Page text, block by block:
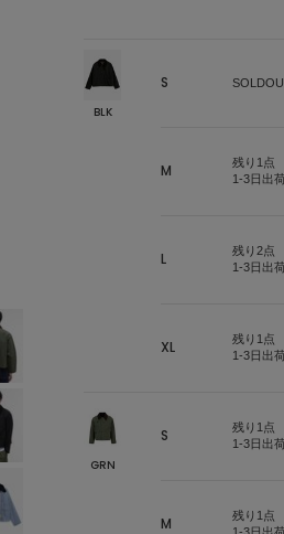
BLK
S
M
残り1点
1-3日出
L
残り2点
1-3日出
XL
残り1点
1-3日出
GRN
S
残り1点
1-3日出
M
残り1点
1-3日出